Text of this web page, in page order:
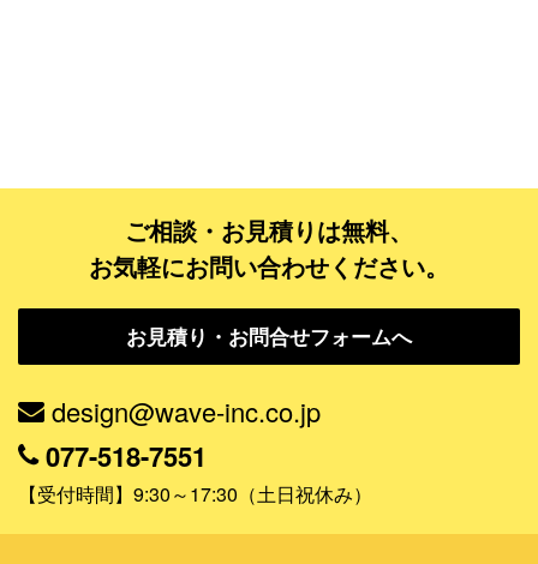
ジャンルで探す
販売・ショップ・サービス
観光・旅行会社・ホテル・旅館
学校・塾・習い事
コンサート・ライブ・演劇
美容室・サロン・クリニック
ご相談・お見積りは無料、
お気軽にお問い合わせください。
お見積り・お問合せフォームへ
design@wave-inc.co.jp
077-518-7551
【受付時間】9:30～17:30（土日祝休み）